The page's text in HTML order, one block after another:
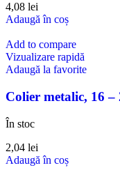
4,08 lei
Adaugă în coș
Add to compare
Vizualizare rapidă
Adaugă la favorite
Colier metalic, 16 –
În stoc
2,04 lei
Adaugă în coș